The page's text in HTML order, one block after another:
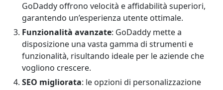
GoDaddy offrono velocità e affidabilità superiori,
garantendo un’esperienza utente ottimale.
Funzionalità avanzate: GoDaddy mette a
disposizione una vasta gamma di strumenti e
funzionalità, risultando ideale per le aziende che
vogliono crescere.
SEO migliorata: le opzioni di personalizzazione